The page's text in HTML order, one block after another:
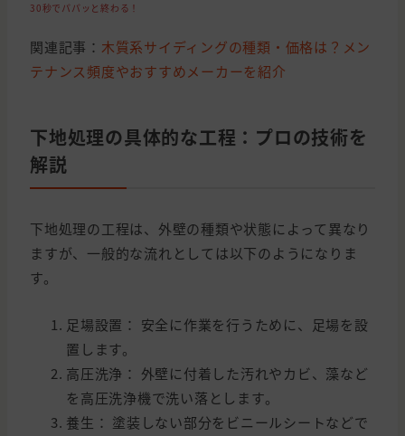
30秒でパパッと終わる！
関連記事： 木質系サイディングの種類・価格は？メン
テナンス頻度やおすすめメーカーを紹介
下地処理の具体的な工程：プロの技術を
解説
下地処理の工程は、外壁の種類や状態によって異なり
ますが、一般的な流れとしては以下のようになりま
す。
足場設置： 安全に作業を行うために、足場を設
置します。
高圧洗浄： 外壁に付着した汚れやカビ、藻など
を高圧洗浄機で洗い落とします。
養生： 塗装しない部分をビニールシートなどで